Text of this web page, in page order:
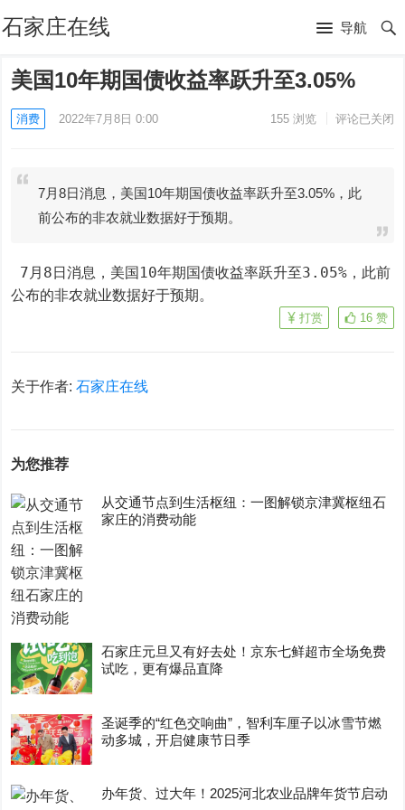
石家庄在线 导航
美国10年期国债收益率跃升至3.05%
消费 2022年7月8日 0:00 155浏览 评论已关闭
7月8日消息，美国10年期国债收益率跃升至3.05%，此
前公布的非农就业数据好于预期。
公布的非农就业数据好于预期。
16 赞
打赏
关于作者:石家庄在线
为您推荐
从交通节点到生活枢纽：一图解锁京津冀枢纽石
家庄的消费动能
石家庄元旦又有好去处！京东七鲜超市全场免费
试吃，更有爆品直降
圣诞季的“红色交响曲”，智利车厘子以冰雪节燃
动多城，开启健康节日季
办年货、过大年！2025河北农业品牌年货节启动